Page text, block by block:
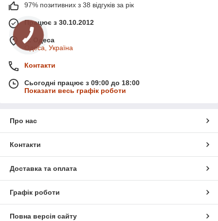
97% позитивних з 38 відгуків за рік
Працює з 30.10.2012
м. Одеса
Одеса, Україна
Контакти
Сьогодні працює з 09:00 до 18:00
Показати весь графік роботи
Про нас
Контакти
Доставка та оплата
Графік роботи
Повна версія сайту